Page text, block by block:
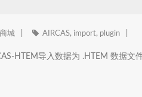
城 AIRCAS, import, plugin
HTEM导入数据为 .HTEM 数据文